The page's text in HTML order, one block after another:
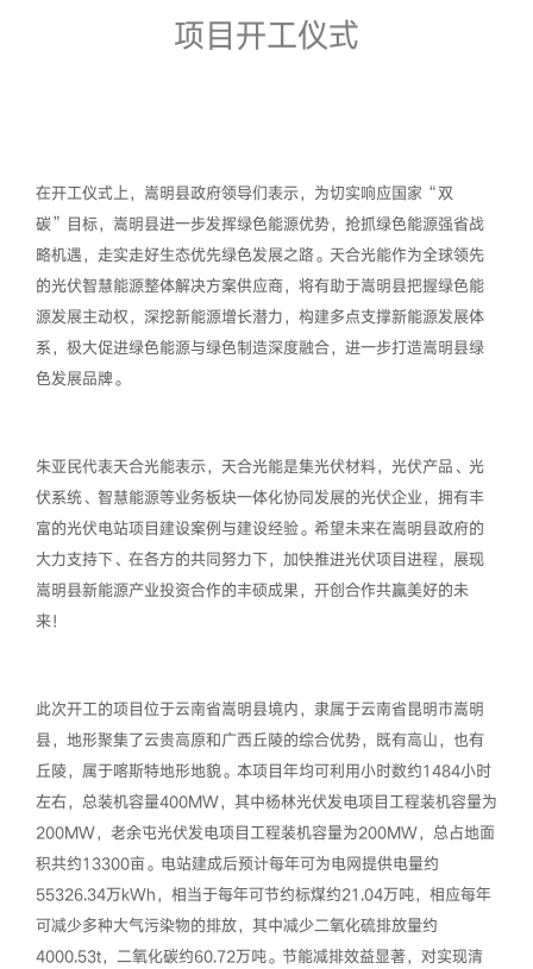
项目开工仪式
在开工仪式上，嵩明县政府领导们表示，为切实响应国家“双
碳”目标，嵩明县进一步发挥绿色能源优势，抢抓绿色能源强省战
略机遇，走实走好生态优先绿色发展之路。天合光能作为全球领先
的光伏智慧能源整体解决方案供应商，将有助于嵩明县把握绿色能
源发展主动权，深挖新能源增长潜力，构建多点支撑新能源发展体
系，极大促进绿色能源与绿色制造深度融合，进一步打造嵩明县绿
色发展品牌。
朱亚民代表天合光能表示，天合光能是集光伏材料，光伏产品、光
伏系统、智慧能源等业务板块一体化协同发展的光伏企业，拥有丰
富的光伏电站项目建设案例与建设经验。希望未来在嵩明县政府的
大力支持下、在各方的共同努力下，加快推进光伏项目进程，展现
嵩明县新能源产业投资合作的丰硕成果，开创合作共赢美好的未
来！
此次开工的项目位于云南省嵩明县境内，隶属于云南省昆明市嵩明
县，地形聚集了云贵高原和广西丘陵的综合优势，既有高山，也有
丘陵，属于喀斯特地形地貌。本项目年均可利用小时数约1484小时
左右，总装机容量400MW，其中杨林光伏发电项目工程装机容量为
200MW，老余屯光伏发电项目工程装机容量为200MW，总占地面
积共约13300亩。电站建成后预计每年可为电网提供电量约
55326.34万kWh，相当于每年可节约标煤约21.04万吨，相应每年
可减少多种大气污染物的排放，其中减少二氧化硫排放量约
4000.53t，二氧化碳约60.72万吨。节能减排效益显著，对实现清